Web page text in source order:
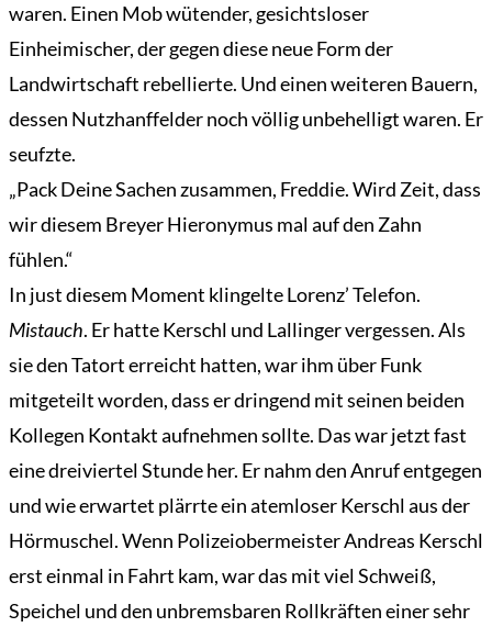
waren. Einen Mob wütender, gesichtsloser
Einheimischer, der gegen diese neue Form der
Landwirtschaft rebellierte. Und einen weiteren Bauern,
dessen Nutzhanffelder noch völlig unbehelligt waren. Er
seufzte.
„Pack Deine Sachen zusammen, Freddie. Wird Zeit, dass
wir diesem Breyer Hieronymus mal auf den Zahn
fühlen.“
In just diesem Moment klingelte Lorenz’ Telefon.
Mistauch. Er hatte Kerschl und Lallinger vergessen. Als
sie den Tatort erreicht hatten, war ihm über Funk
mitgeteilt worden, dass er dringend mit seinen beiden
Kollegen Kontakt aufnehmen sollte. Das war jetzt fast
eine dreiviertel Stunde her. Er nahm den Anruf entgegen
und wie erwartet plärrte ein atemloser Kerschl aus der
Hörmuschel. Wenn Polizeiobermeister Andreas Kerschl
erst einmal in Fahrt kam, war das mit viel Schweiß,
Speichel und den unbremsbaren Rollkräften einer sehr